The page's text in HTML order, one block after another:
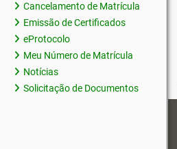
Cancelamento de Matrícula
Emissão de Certificados
eProtocolo
Meu Número de Matrícula
Notícias
Solicitação de Documentos